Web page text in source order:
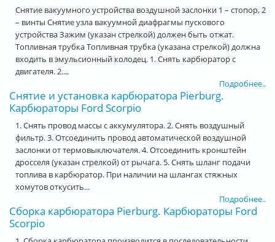
Снятие вакуумного устройства воздушной заслонки 1 – стопор, 2
– винты Снятие узла вакуумной диафрагмы пускового
устройства Зажим (указан стрелкой) должен быть отжат.
Топливная трубка Топливная трубка (указана стрелкой) должна
входить в эмульсионный колодец. 1. Снять карбюратор с
двигателя. 2....
Подробнее..
Снятие и установка карбюратора Pierburg.
Карбюраторы Ford Scorpio
1. Снять провод массы с аккумулятора. 2. Снять воздушный
фильтр. 3. Отсоединить провод автоматической воздушной
заслонки от термовыключателя. 4. Отсоединить кронштейн
дросселя (указан стрелкой) от рычага. 5. Снять шланг подачи
топлива в карбюратор. При наличии на шлангах стяжных
хомутов откусить...
Подробнее..
Сборка карбюратора Pierburg. Карбюраторы Ford
Scorpio